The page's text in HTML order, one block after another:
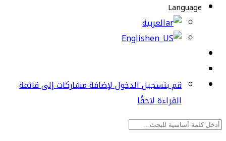
Language
العربية
English
قم بتسجيل الدخول لإضافة مشاركات إلى قائمة
القراءة لاحقًا